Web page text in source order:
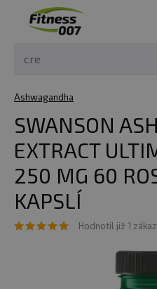
Ashwagandha
SWANSON
EXTRACT
250 MG 60
KAPSLÍ
Hodnotil již 1